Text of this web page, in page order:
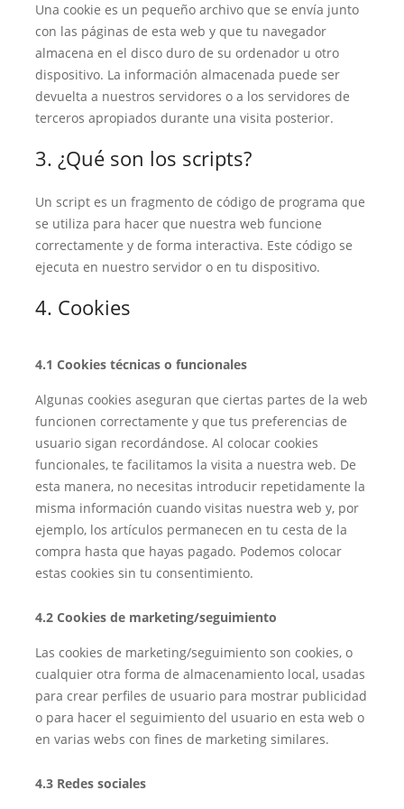
Una cookie es un pequeño archivo que se envía junto
con las páginas de esta web y que tu navegador
almacena en el disco duro de su ordenador u otro
dispositivo. La información almacenada puede ser
devuelta a nuestros servidores o a los servidores de
terceros apropiados durante una visita posterior.
3. ¿Qué son los scripts?
Un script es un fragmento de código de programa que
se utiliza para hacer que nuestra web funcione
correctamente y de forma interactiva. Este código se
ejecuta en nuestro servidor o en tu dispositivo.
4. Cookies
4.1 Cookies técnicas o funcionales
Algunas cookies aseguran que ciertas partes de la web
funcionen correctamente y que tus preferencias de
usuario sigan recordándose. Al colocar cookies
funcionales, te facilitamos la visita a nuestra web. De
esta manera, no necesitas introducir repetidamente la
misma información cuando visitas nuestra web y, por
ejemplo, los artículos permanecen en tu cesta de la
compra hasta que hayas pagado. Podemos colocar
estas cookies sin tu consentimiento.
4.2 Cookies de marketing/seguimiento
Las cookies de marketing/seguimiento son cookies, o
cualquier otra forma de almacenamiento local, usadas
para crear perfiles de usuario para mostrar publicidad
o para hacer el seguimiento del usuario en esta web o
en varias webs con fines de marketing similares.
4.3 Redes sociales